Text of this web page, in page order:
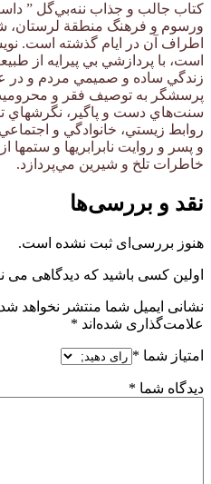
کتاب جالب و جذاب ننه‌بي‌گل ”
ورسوم و فرهنگ منطقة لرستان،
اطراف آن در ايام گذشته است.
است، با پردازشي بي پيرايه از
زندگي ساده و صميمي مردم و در
پرسشگر به توصيف فقر و
سنت‌هاي دست و پا‌گير، ‌نگرشهاي
روابط زيستي، خانوادگي و
و پسر و روايت نابرابريها و
خاطرات تلخ و شيرين مي‌پردازد.
نقد و بررسی‌ها
هنوز بررسی‌ای ثبت نشده است.
اولین کسی باشید که دیدگاهی می
نشانی ایمیل شما منتشر نخواهد
علامت‌گذاری شده‌اند *
امتیاز شما *
دیدگاه شما *